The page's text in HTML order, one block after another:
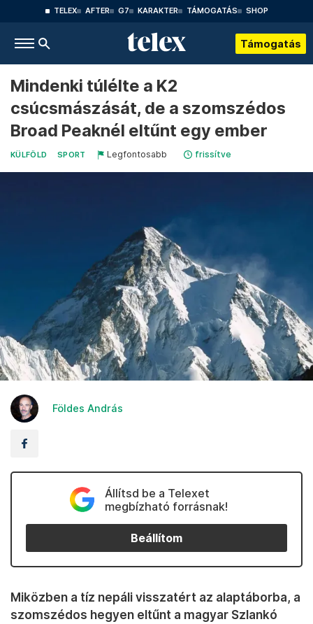
TELEX AFTER G7 KARAKTER TÁMOGATÁS SHOP
Támogatás
Mindenki túlélte a K2
csúcsmászását, de a szomszédos
Broad Peaknél eltűnt egy ember
KÜLFÖLD SPORT Legfontosabb frissítve
Földes András
Állítsd be a Telexet
megbízható forrásnak!
Beállítom
Miközben a tíz nepáli visszatért az alaptáborba, a
szomszédos hegyen eltűnt a magyar Szlankó